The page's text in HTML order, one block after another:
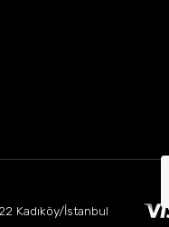
Kadıköy/İstanbul